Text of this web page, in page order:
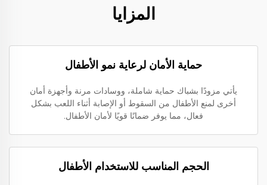
المزايا
حماية الأمان لرعاية نمو الأطفال
يأتي مزودًا بشباك حماية شاملة، ووسادات مرنة وأجهزة أمان
أخرى لمنع الأطفال من السقوط أو الإصابة أثناء اللعب بشكل
فعال، مما يوفر ضمانًا قويًا لأمان الأطفال.
الحجم المناسب للاستخدام الأطفال